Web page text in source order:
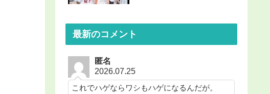
最新のコメント
匿名
2026.07.25
これでハゲならワシもハゲになるんだが。